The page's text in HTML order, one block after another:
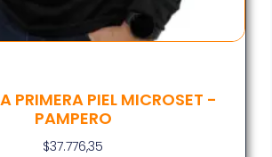
PRIMERA PIEL MICROSET -
PAMPERO
$37.776,35